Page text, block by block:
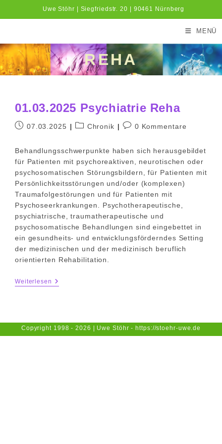
Inhalt
Uwe Stöhr | Siegfriedstr. 20 | 90461 Nürnberg
MENÜ
REHA
01.03.2025 Psychiatrie Reha
Beitrag07.03.2025
Beitrags-
Chronik
Beitrags-
0 Kommentare
Behandlungsschwerpunkte haben sich herausgebildet
für Patienten mit psychoreaktiven, neurotischen oder
psychosomatischen Störungsbildern, für Patienten mit
Persönlichkeitsstörungen und/oder (komplexen)
Traumafolgestörungen und für Patienten mit
Psychoseerkrankungen. Psychotherapeutische,
psychiatrische, traumatherapeutische und
psychosomatische Behandlungen sind eingebettet in
ein gesundheits- und entwicklungsförderndes Setting
der medizinischen und der medizinisch beruflich
orientierten Rehabilitation.
Weiterlesen 01.03.2025
Copyright 1998 - 2026 | Uwe Stöhr - https://stoehr-uwe.de